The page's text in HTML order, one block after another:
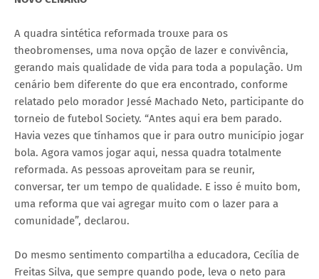
A quadra sintética reformada trouxe para os
theobromenses, uma nova opção de lazer e convivência,
gerando mais qualidade de vida para toda a população. Um
cenário bem diferente do que era encontrado, conforme
relatado pelo morador Jessé Machado Neto, participante do
torneio de futebol Society. “Antes aqui era bem parado.
Havia vezes que tínhamos que ir para outro município jogar
bola. Agora vamos jogar aqui, nessa quadra totalmente
reformada. As pessoas aproveitam para se reunir,
conversar, ter um tempo de qualidade. E isso é muito bom,
uma reforma que vai agregar muito com o lazer para a
comunidade”, declarou.
Do mesmo sentimento compartilha a educadora, Cecília de
Freitas Silva, que sempre quando pode, leva o neto para